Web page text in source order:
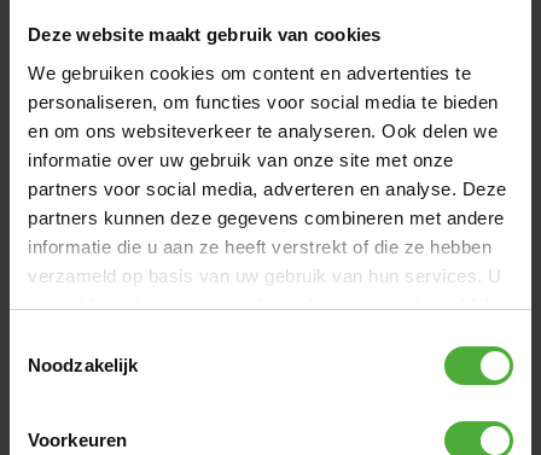
Deze website maakt gebruik van cookies
We gebruiken cookies om content en advertenties te
personaliseren, om functies voor social media te bieden
en om ons websiteverkeer te analyseren. Ook delen we
informatie over uw gebruik van onze site met onze
partners voor social media, adverteren en analyse. Deze
partners kunnen deze gegevens combineren met andere
informatie die u aan ze heeft verstrekt of die ze hebben
verzameld op basis van uw gebruik van hun services. U
gaat akkoord met onze cookies als u onze website blijft
Noodzakelijk
Voorkeuren
AFMETINGEN EN DETAILS
Product naam
Uitverkocht
NIET OP VOORRAAD
Gratisbezorging vanaf 50,-
Klanten beoordelen ons met een9,2/10